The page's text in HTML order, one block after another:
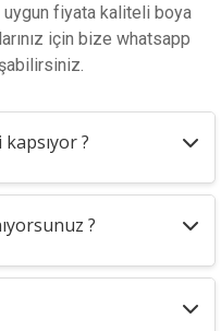
uygun fiyata kaliteli boya
için bize whatsapp
?
?